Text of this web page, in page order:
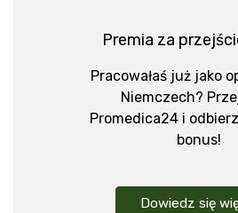
Premia za
Pracowałaś już jako
Niemczech?
Promedica24 i
bonus!
Dowiedz się